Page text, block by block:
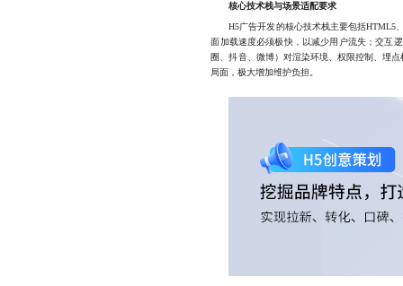
核心技术栈与场景适配要求
H5广告开发的核心技术栈主要包括HTML5、
面加载速度必须极快，以减少用户流失；交互
圈、抖音、微博）对渲染环境、权限控制、埋
局面，极大增加维护负担。